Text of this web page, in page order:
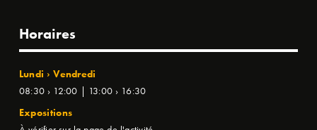
Horaires
Lundi › Vendredi
08:30 › 12:00 | 13:00 › 16:30
Expositions